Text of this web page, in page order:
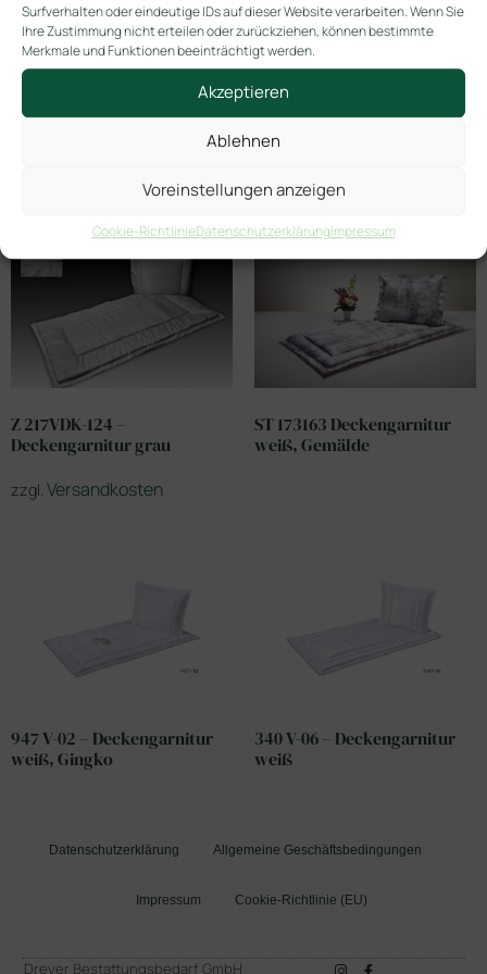
Surfverhalten oder eindeutige IDs auf dieser Website verarbeiten. Wenn Sie
Ihre Zustimmung nicht erteilen oder zurückziehen, können bestimmte
Merkmale und Funktionen beeinträchtigt werden.
Akzeptieren
Ablehnen
Voreinstellungen anzeigen
Cookie-RichtlinieDatenschutzerklärungImpressum
In den Warenkorb
Ähnliche Produkte
Z 217VDK-124 –
Deckengarnitur grau
zzgl. Versandkosten
ST 173163 Deckengarnitur
weiß, Gemälde
947 V-02 – Deckengarnitur
weiß, Gingko
340 V-06 – Deckengarnitur
weiß
Datenschutzerklärung Allgemeine Geschäftsbedingungen
Impressum Cookie-Richtlinie (EU)
Dreyer Bestattungsbedarf GmbH